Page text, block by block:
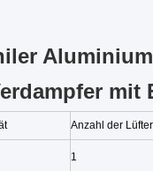
Anzahl der Lüfter
1